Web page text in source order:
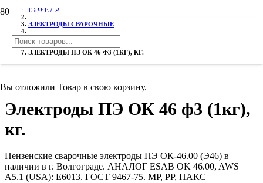
Вы отложили Товар в свою корзину.
ГЛАВНАЯ
ЭЛЕКТРОДЫ СВАРОЧНЫЕ
ПЕНЗЕНСКИЕ ЭЛЕКТРОДЫ
ЭЛЕКТРОДЫ ПЭ ОК 46 Ф3 (1КГ), КГ.
Электроды ПЭ ОК 46 ф3 (1кг),
кг.
Пензенские сварочные электроды ПЭ ОК-46.00 (Э46) в
наличии в г. Волгограде. АНАЛОГ ESAB OK 46.00, AWS
A5.1 (USA): E6013. ГОСТ 9467-75. МР, РР, НАКС
РАСПРОДАЖА!
РАСПРОДАЖА!
РАСПРОДАЖА!